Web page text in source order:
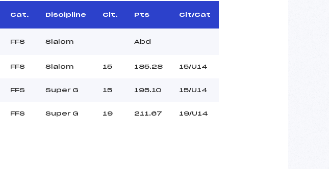
Cat. Discipline Clt. Pts Clt/Cat
FFS Slalom Abd
FFS Slalom 15 185.28 15/U14
FFS Super G 15 195.10 15/U14
FFS Super G 19 211.67 19/U14